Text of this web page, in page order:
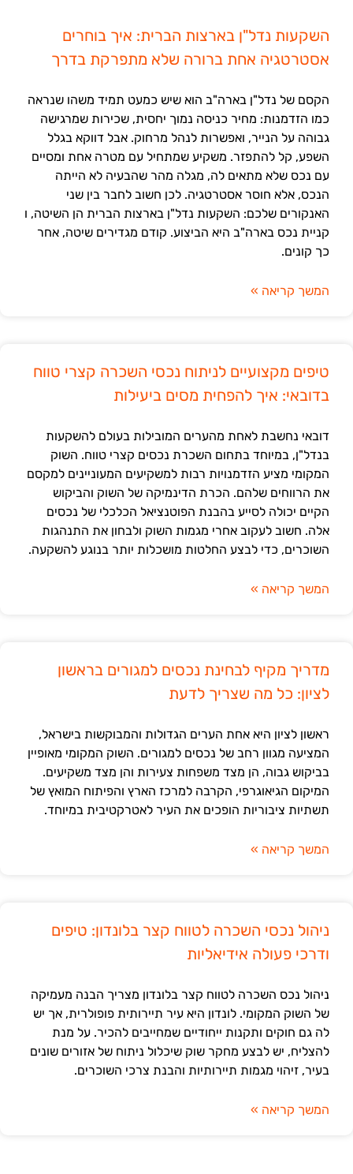
השקעות נדל"ן בארצות הברית: איך בוחרים
אסטרטגיה אחת ברורה שלא מתפרקת בדרך
הקסם של נדל"ן בארה"ב הוא שיש כמעט תמיד משהו שנראה
כמו הזדמנות: מחיר כניסה נמוך יחסית, שכירות שמרגישה
גבוהה על הנייר, ואפשרות לנהל מרחוק. אבל דווקא בגלל
השפע, קל להתפזר. משקיע שמתחיל עם מטרה אחת ומסיים
עם נכס שלא מתאים לה, מגלה מהר שהבעיה לא הייתה
הנכס, אלא חוסר אסטרטגיה. לכן חשוב לחבר בין שני
האנקורים שלכם: השקעות נדל"ן בארצות הברית הן השיטה, ו
קניית נכס בארה"ב היא הביצוע. קודם מגדירים שיטה, אחר
כך קונים.
המשך קריאה »
טיפים מקצועיים לניתוח נכסי השכרה קצרי טווח
בדובאי: איך להפחית מסים ביעילות
דובאי נחשבת לאחת מהערים המובילות בעולם להשקעות
בנדל"ן, במיוחד בתחום השכרת נכסים קצרי טווח. השוק
המקומי מציע הזדמנויות רבות למשקיעים המעוניינים למקסם
את הרווחים שלהם. הכרת הדינמיקה של השוק והביקוש
הקיים יכולה לסייע בהבנת הפוטנציאל הכלכלי של נכסים
אלה. חשוב לעקוב אחרי מגמות השוק ולבחון את התנהגות
השוכרים, כדי לבצע החלטות מושכלות יותר בנוגע להשקעה.
המשך קריאה »
מדריך מקיף לבחינת נכסים למגורים בראשון
לציון: כל מה שצריך לדעת
ראשון לציון היא אחת הערים הגדולות והמבוקשות בישראל,
המציעה מגוון רחב של נכסים למגורים. השוק המקומי מאופיין
בביקוש גבוה, הן מצד משפחות צעירות והן מצד משקיעים.
המיקום הגיאוגרפי, הקרבה למרכז הארץ והפיתוח המואץ של
תשתיות ציבוריות הופכים את העיר לאטרקטיבית במיוחד.
המשך קריאה »
ניהול נכסי השכרה לטווח קצר בלונדון: טיפים
ודרכי פעולה אידיאליות
ניהול נכס השכרה לטווח קצר בלונדון מצריך הבנה מעמיקה
של השוק המקומי. לונדון היא עיר תיירותית פופולרית, אך יש
לה גם חוקים ותקנות ייחודיים שמחייבים להכיר. על מנת
להצליח, יש לבצע מחקר שוק שיכלול ניתוח של אזורים שונים
בעיר, זיהוי מגמות תיירותיות והבנת צרכי השוכרים.
המשך קריאה »